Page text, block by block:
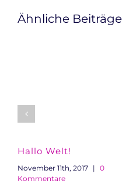
Ähnliche Beiträge
Hallo Welt!
November 11th, 2017 | 0
Kommentare